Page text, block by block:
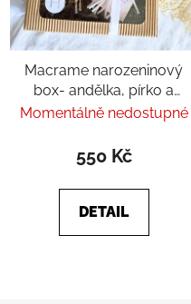
Macrame narozeninový
box- andělka, pírko a
afirmační kartička
Momentálně nedostupné
550 Kč
DETAIL